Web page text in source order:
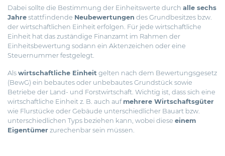
Dabei sollte die Bestimmung der Einheitswerte durch alle sechs
Jahre stattfindende Neubewertungen des Grundbesitzes bzw.
der wirtschaftlichen Einheit erfolgen. Für jede wirtschaftliche
Einheit hat das zuständige Finanzamt im Rahmen der
Einheitsbewertung sodann ein Aktenzeichen oder eine
Steuernummer festgelegt.
Als wirtschaftliche Einheit gelten nach dem Bewertungsgesetz
(BewG) ein bebautes oder unbebautes Grundstück sowie
Betriebe der Land- und Forstwirtschaft. Wichtig ist, dass sich eine
wirtschaftliche Einheit z. B. auch auf mehrere Wirtschaftsgüter
wie Flurstücke oder Gebäude unterschiedlicher Bauart bzw.
unterschiedlichen Typs beziehen kann, wobei diese einem
Eigentümer zurechenbar sein müssen.